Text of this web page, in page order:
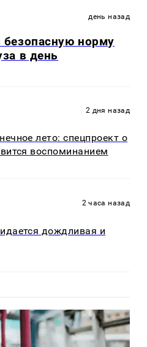
день назад
норму
в день
2 дня назад
лето: спецпроект о
воспоминанием
2 часа назад
дождливая и